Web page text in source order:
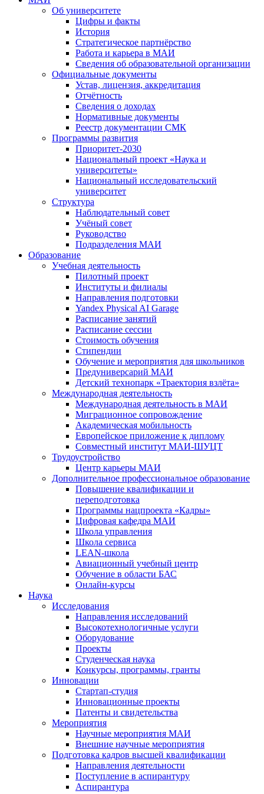
Об университете
Цифры и факты
История
Стратегическое партнёрство
Работа и карьера в МАИ
Сведения об образовательной организации
Официальные документы
Устав, лицензия, аккредитация
Отчётность
Сведения о доходах
Нормативные документы
Реестр документации СМК
Программы развития
Приоритет-2030
Национальный проект «Наука и
университеты»
Национальный исследовательский
университет
Структура
Наблюдательный совет
Учёный совет
Руководство
Подразделения МАИ
Образование
Учебная деятельность
Пилотный проект
Институты и филиалы
Направления подготовки
Yandex Physical AI Garage
Расписание занятий
Расписание сессии
Стоимость обучения
Стипендии
Обучение и мероприятия для школьников
Предуниверсарий МАИ
Детский технопарк «Траектория взлёта»
Международная деятельность
Международная деятельность в МАИ
Миграционное сопровождение
Академическая мобильность
Европейское приложение к диплому
Совместный институт МАИ-ШУЦТ
Трудоустройство
Центр карьеры МАИ
Дополнительное профессиональное образование
Повышение квалификации и
переподготовка
Программы нацпроекта «Кадры»
Цифровая кафедра МАИ
Школа управления
Школа сервиса
LEAN-школа
Авиационный учебный центр
Обучение в области БАС
Онлайн-курсы
Наука
Исследования
Направления исследований
Высокотехнологичные услуги
Оборудование
Проекты
Студенческая наука
Конкурсы, программы, гранты
Инновации
Стартап-студия
Инновационные проекты
Патенты и свидетельства
Мероприятия
Научные мероприятия МАИ
Внешние научные мероприятия
Подготовка кадров высшей квалификации
Направления деятельности
Поступление в аспирантуру
Аспирантура